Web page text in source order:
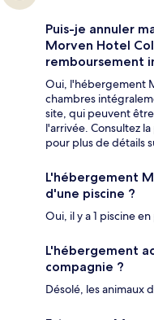
Puis-je annuler
Morven Hotel
remboursement
Oui, l'hébergement
chambres
site, qui peuvent
l'arrivée. Consultez
pour plus de détails
L'hébergement
d'une piscine ?
Oui, il y a 1 piscine
L'hébergement
compagnie ?
Désolé, les animaux